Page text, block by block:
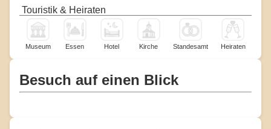
Touristik & Heiraten
Museum Essen Hotel Kirche Standesamt Heiraten
Besuch auf einen Blick